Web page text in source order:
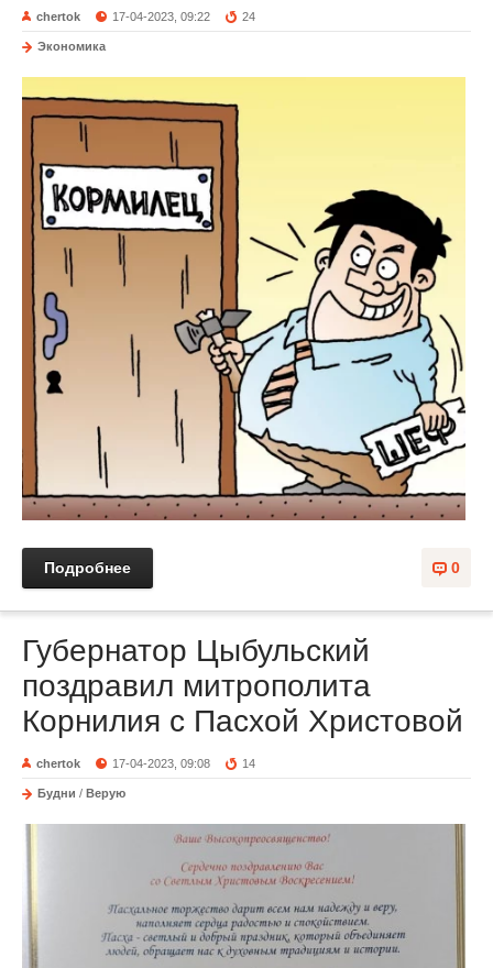
chertok 17-04-2023, 09:22 24
Экономика
0
Подробнее
Губернатор Цыбульский
поздравил митрополита
Корнилия с Пасхой Христовой
chertok 17-04-2023, 09:08 14
Будни / Верую